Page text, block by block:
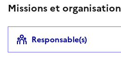
Missions et organisation
Responsable(s)